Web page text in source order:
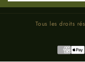
Tous les droits